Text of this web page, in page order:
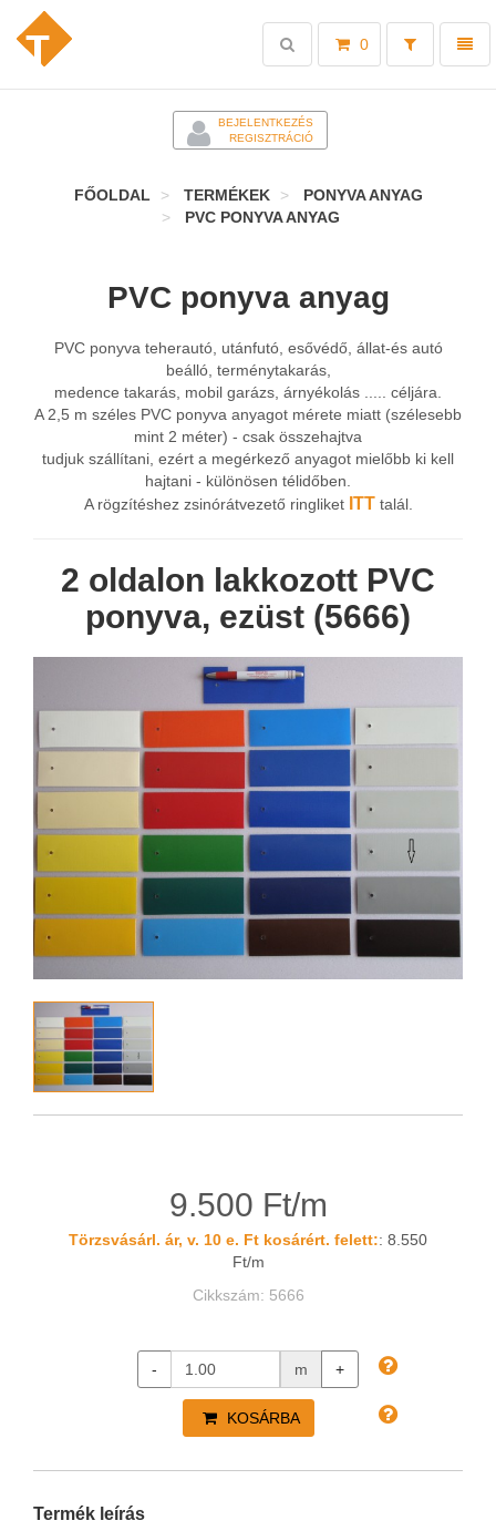
Toggle
0
Toggle
search
BEJELENTKEZÉS
REGISZTRÁCIÓ
FŐOLDAL TERMÉKEK
PONYVA ANYAG
PVC PONYVA ANYAG
PVC ponyva anyag
PVC ponyva teherautó, utánfutó, esővédő, állat-és autó
beálló, terménytakarás,
medence takarás, mobil garázs, árnyékolás ..... céljára.
A 2,5 m széles PVC ponyva anyagot mérete miatt (szélesebb
mint 2 méter) - csak összehajtva
tudjuk szállítani, ezért a megérkező anyagot mielőbb ki kell
hajtani - különösen télidőben.
A rögzítéshez zsinórátvezető ringliket ITTtalál.
2 oldalon lakkozott PVC
ponyva, ezüst (5666)
9.500 Ft/m
Törzsvásárl. ár, v. 10 e. Ft kosárért. felett:: 8.550
Ft/m
Cikkszám: 5666
- m +
KOSÁRBA
Termék leírás